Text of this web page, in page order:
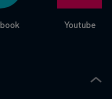
Youtube